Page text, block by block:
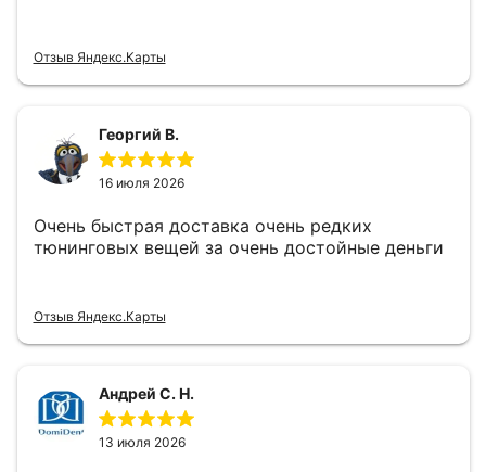
Отзыв Яндекс.Карты
Георгий В.
16 июля 2026
Очень быстрая доставка очень редких
тюнинговых вещей за очень достойные деньги
Отзыв Яндекс.Карты
Андрей С. Н.
13 июля 2026